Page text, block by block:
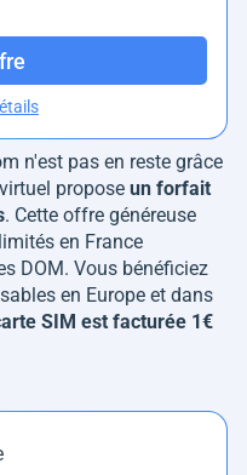
n'est pas en reste grâce
propose un forfait
. Cette offre généreuse
en France
DOM. Vous bénéficiez
en Europe et dans
SIM est facturée 1€